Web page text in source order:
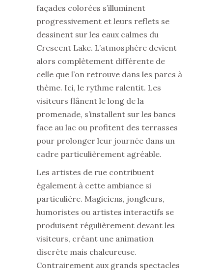
façades colorées s’illuminent
progressivement et leurs reflets se
dessinent sur les eaux calmes du
Crescent Lake. L’atmosphère devient
alors complètement différente de
celle que l’on retrouve dans les parcs à
thème. Ici, le rythme ralentit. Les
visiteurs flânent le long de la
promenade, s’installent sur les bancs
face au lac ou profitent des terrasses
pour prolonger leur journée dans un
cadre particulièrement agréable.
Les artistes de rue contribuent
également à cette ambiance si
particulière. Magiciens, jongleurs,
humoristes ou artistes interactifs se
produisent régulièrement devant les
visiteurs, créant une animation
discrète mais chaleureuse.
Contrairement aux grands spectacles